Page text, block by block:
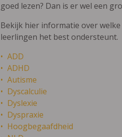
goed lezen? Dan is er wel een
Bekijk hier informatie over
leerlingen het best ondersteunt.
ADD
ADHD
Autisme
Dyscalculie
Dyslexie
Dyspraxie
Hoogbegaafdheid